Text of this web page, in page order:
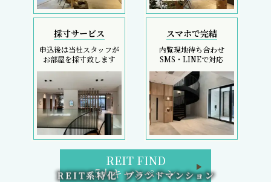
採寸サービス
申込後は当社スタッフが
お部屋を採寸致します
スマホで完結
内覧現地待ち合わせ
SMS・LINEで対応
REIT FIND
5大キャンペーン